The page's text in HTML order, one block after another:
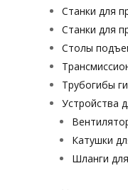
Станки для
Станки для
Столы
Трубогибы
Устройства
Катушки
Шланги